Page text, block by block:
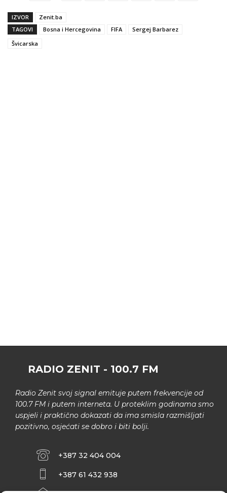
IZVOR
Zenit.ba
TAGOVI
Bosna i Hercegovina FIFA
Sergej Barbarez
Švicarska
RADIO ZENIT - 100.7 FM
Radio Zenit svoj signal emituje putem frekvencije od
100.7 FM i putem interneta. U proteklim godinama smo
uspjeli i praktično dokazati da ima smisla razmišljati
pozitivno, osjećati se dobro i biti bolji.
+387 32 404 004
+387 61 432 938